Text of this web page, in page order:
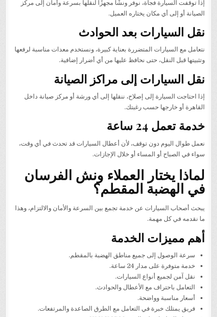
إذا توقفت السيارة فجأة، نوفر ونشًا مجهزًا لنقلها بسرعة وأمان إلى مركز
الصيانة أو إلى أي مكان يختاره العميل.
نقل السيارات بعد الحوادث
نتعامل مع السيارات المتضررة بعناية كبيرة، ونستخدم معدات مناسبة لرفعها
وتثبيتها قبل النقل، حتى نحافظ عليها من أي أضرار إضافية.
نقل السيارات إلى مراكز الصيانة
إذا احتاجت السيارة إلى إصلاح، ننقلها إلى أي ورشة أو مركز صيانة داخل
القاهرة أو خارجها حسب رغبتك.
خدمة تعمل 24 ساعة
نعمل طوال اليوم دون توقف، لأن أعطال السيارات قد تحدث في أي وقت،
سواء في الصباح أو المساء أو خلال الإجازات.
لماذا يختار العملاء ونش الفرسان
في الهضبة المقطم؟
يبحث أصحاب السيارات عن خدمة تجمع بين السرعة والأمان والالتزام، وهذا
ما نقدمه في كل مهمة.
أهم مميزات الخدمة
سرعة الوصول إلى جميع مناطق الهضبة بالمقطم.
خدمة متوفرة على مدار 24 ساعة.
نقل آمن لجميع أنواع السيارات.
التعامل باحتراف مع الأعطال والحوادث.
أسعار مناسبة وواضحة.
فريق يمتلك خبرة في التعامل مع الطرق الصاعدة والمرتفعات.